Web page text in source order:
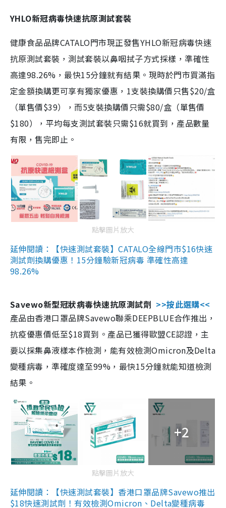
YHLO新冠病毒快速抗原測試套裝
健康食品品牌CATALO門市現正發售YHLO新冠病毒快速
抗原測試套裝，測試套裝以鼻咽拭子方式採樣，準確性
高達98.26%，最快15分鐘就有結果。現時於門市買滿指
定金額換購更可享有獨家優惠，1支裝換購價只售$20/盒
（單售價$39），而5支裝換購價只需$80/盒（單售價
$180），平均每支測試套裝只需$16就買到，產品數量
有限，售完即止。
點擊圖片放大
延伸閱讀：【快速測試套裝】CATALO全線門市$16快速
測試劑換購優惠！15分鐘驗新冠病毒 準確性高達
98.26%
Savewo新型冠狀病毒快速抗原測試劑 >>按此選購<<
產品由香港口罩品牌Savewo聯乘DEEPBLUE合作推出，
抗疫優惠價低至$18買到。產品已獲得歐盟CE認證，主
要以採集鼻液樣本作檢測，能有效檢測Omicron及Delta
變種病毒，準確度達至99%，最快15分鐘就能知道檢測
結果。
+2
點擊圖片放大
延伸閱讀：【快速測試套裝】香港口罩品牌Savewo推出
$18快速測試劑！有效檢測Omicron、Delta變種病毒